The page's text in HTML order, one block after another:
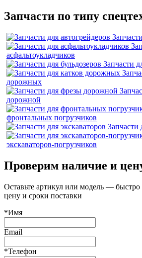
Запчасти по типу
асфальтоукладчиков
Запчасти
дорожных
дорожной
фронтальных погрузчиков
Запчасти
экскаваторов-погрузчиков
Проверим наличие и
Оставьте артикул или модель —
цену и сроки поставки
*Имя
Email
*Телефон